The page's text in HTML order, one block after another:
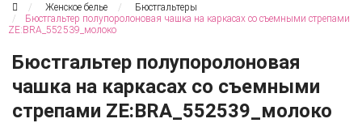
Женское белье
Бюстгальтеры
Бюстгальтер полупоролоновая чашка на каркасах со съемными стрепами
ZE:BRA_552539_молоко
Бюстгальтер полупоролоновая
чашка на каркасах со съемными
стрепами ZE:BRA_552539_молоко